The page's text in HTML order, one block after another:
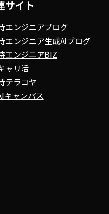
サイト
エンジニアブログ
エンジニア生成AIブログ
エンジニアBIZ
ャリ活
テラコヤ
キャンパス